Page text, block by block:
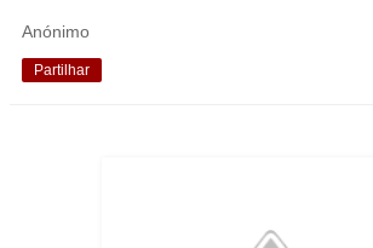
Anónimo
Partilhar